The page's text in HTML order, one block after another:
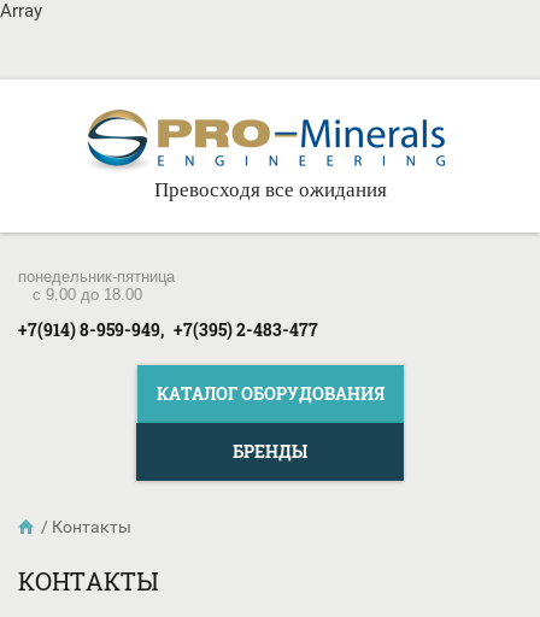
Array
Превосходя все ожидания
понедельник-пятница
c 9.00 до 18.00
+7(914) 8-959-949, +7(395) 2-483-477
КАТАЛОГ ОБОРУДОВАНИЯ
БРЕНДЫ
/ Контакты
КОНТАКТЫ